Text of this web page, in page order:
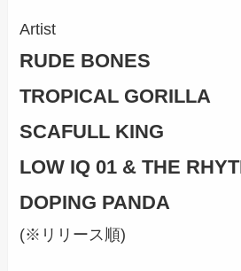
Artist
RUDE BONES
TROPICAL GORILLA
SCAFULL KING
LOW IQ 01 & THE
DOPING PANDA
(※リリース順)